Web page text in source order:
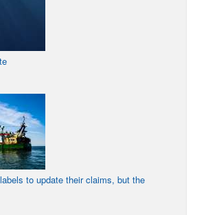
to update their claims, but the